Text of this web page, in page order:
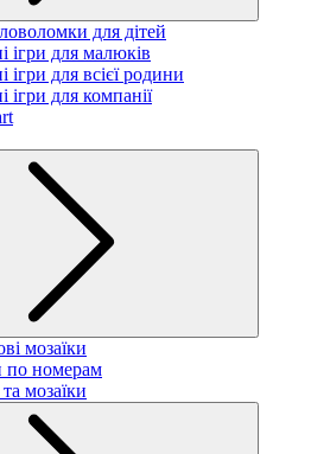
для дітей
ігри для малюків
ігри для всієї родини
ігри для компанії
мозаїки
по номерам
мозаїки